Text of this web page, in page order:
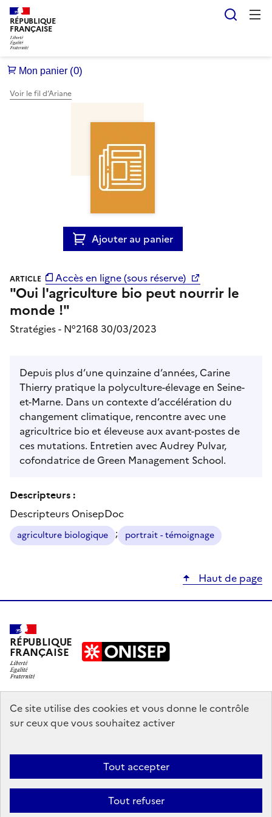
Ce site utilise des cookies et vous donne le contrôle
sur ceux que vous souhaitez activer
Tout accepter
Tout refuser
RÉPUBLIQUE
FRANÇAISE
Voir le fil d’Ariane
Ajouter au panier
Accès en ligne (sous réserve)
ARTICLE
"Oui l'agriculture bio peut nourrir le
monde !"
Stratégies - N°2168 30/03/2023
Depuis plus d’une quinzaine d’années, Carine
Thierry pratique la polyculture-élevage en Seine-
et-Marne. Dans un contexte d’accélération du
changement climatique, rencontre avec une
agricultrice bio et éleveuse aux avant-postes de
ces mutations. Entretien avec Audrey Pulvar,
cofondatrice de Green Management School.
Descripteurs :
Descripteurs OnisepDoc
agriculture biologique ; portrait - témoignage
Haut de page
RÉPUBLIQUE
FRANÇAISE
education.gouv.fr
enseignementsup-recherche.gouv.fr
Accessibilité : partiellement conforme